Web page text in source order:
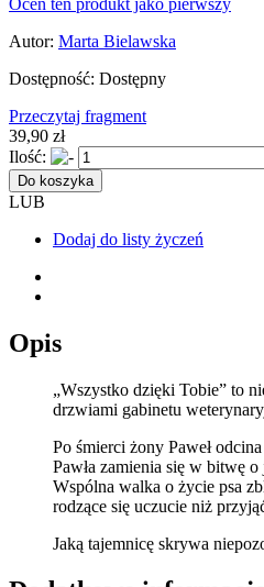
Autor: Marta Bielawska
Dostępność: Dostępny
Przeczytaj fragment
39,90 zł
Ilość:
Do koszyka
LUB
Dodaj do listy życzeń
Opis
„Wszystko dzięki Tobie” to
drzwiami gabinetu
Po śmierci żony Paweł
Pawła zamienia się w bitwę
Wspólna walka o życie psa
rodzące się uczucie niż
Jaką tajemnicę skrywa